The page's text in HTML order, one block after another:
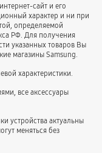
сайт и его
характер и ни при
определяемой
РФ. Для получения
указанных товаров Вы
магазины Samsung.
характеристики.
все аксессуары
устройства актуальны
меняться без